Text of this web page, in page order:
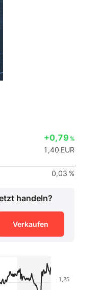
+0,79 %
1,40 EUR
0,03 %
handeln?
Verkaufen
1,25